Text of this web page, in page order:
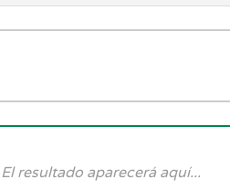
El resultado aparecerá aquí...